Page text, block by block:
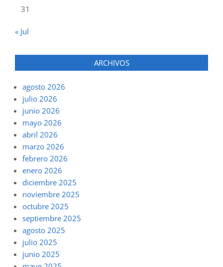
31
« Jul
ARCHIVOS
agosto 2026
julio 2026
junio 2026
mayo 2026
abril 2026
marzo 2026
febrero 2026
enero 2026
diciembre 2025
noviembre 2025
octubre 2025
septiembre 2025
agosto 2025
julio 2025
junio 2025